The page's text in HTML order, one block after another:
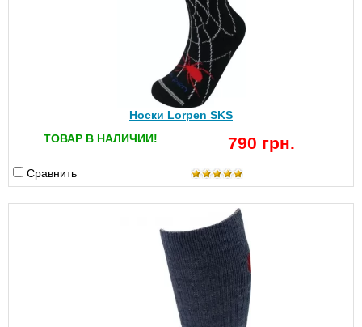
Носки Lorpen SKS
ТОВАР В НАЛИЧИИ!
790 грн.
Сравнить